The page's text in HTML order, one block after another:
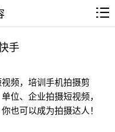
手
频，培训手机拍摄剪
位、企业拍摄短视频，
也可以成为拍摄达人！